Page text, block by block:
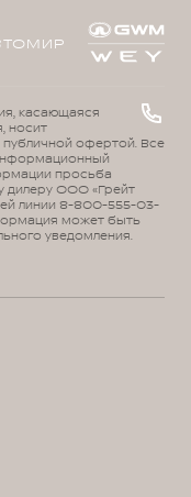
касающаяся
носит
офертой. Все
просьба
дилеру ООО «Грейт
линии 8-800-555-03-
может быть
уведомления.